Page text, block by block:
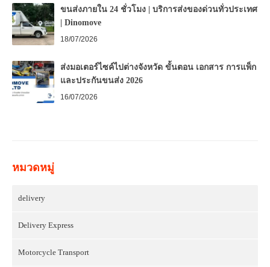
ขนส่งภายใน 24 ชั่วโมง | บริการส่งของด่วนทั่วประเทศ
| Dinomove
18/07/2026
ส่งมอเตอร์ไซค์ไปต่างจังหวัด ขั้นตอน เอกสาร การแพ็ก
และประกันขนส่ง 2026
16/07/2026
หมวดหมู่
delivery
Delivery Express
Motorcycle Transport